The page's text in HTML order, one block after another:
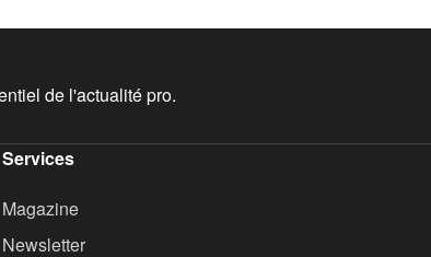
de l'actualité pro.
Services
Magazine
Newsletter